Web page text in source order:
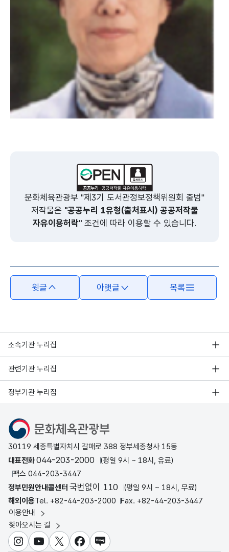
문화체육관광부 "제3기 도서관정보정책위원회 출범"
저작물은 "공공누리 1유형(출처표시) 공공저작물
자유이용허락"조건에 따라 이용할 수 있습니다.
윗글 아랫글 목록
소속기관 누리집
관련기관 누리집
정부기관 누리집
문화체육관광부
30119 세종특별자치시 갈매로 388 정부세종청사 15동
대표전화044-203-2000
(평일 9시 ~ 18시, 유료)
팩스 044-203-3447
정부민원안내콜센터 국번없이 110
(평일 9시 ~ 18시, 무료)
해외이용Tel. +82-44-203-2000 Fax. +82-44-203-3447
이용안내
찾아오시는 길
인스타그램
유튜브X 페이스북
블로그